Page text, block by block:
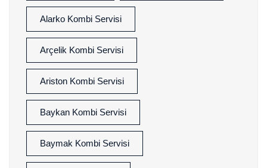
Alarko Kombi Servisi
Arçelik Kombi Servisi
Ariston Kombi Servisi
Baykan Kombi Servisi
Baymak Kombi Servisi